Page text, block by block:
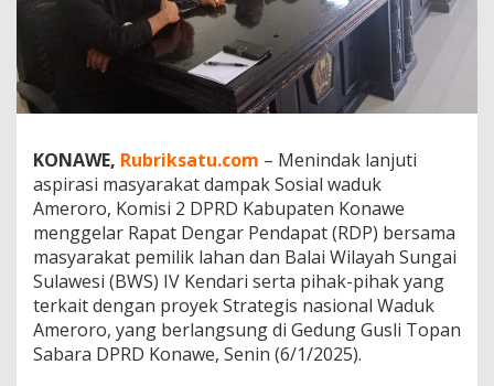
K
o
n
a
e
a
k
a
l
R
D
P
d
i
B
W
KONAWE, Rubriksatu.com – Menindak lanjuti
aspirasi masyarakat dampak Sosial waduk
Ameroro, Komisi 2 DPRD Kabupaten Konawe
menggelar Rapat Dengar Pendapat (RDP) bersama
masyarakat pemilik lahan dan Balai Wilayah Sungai
Sulawesi (BWS) IV Kendari serta pihak-pihak yang
terkait dengan proyek Strategis nasional Waduk
Ameroro, yang berlangsung di Gedung Gusli Topan
Sabara DPRD Konawe, Senin (6/1/2025).